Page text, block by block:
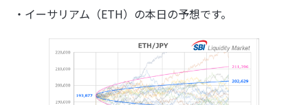
・イーサリアム（ETH）の本日の予想です。